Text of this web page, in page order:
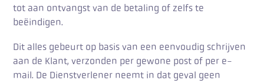
tot aan ontvangst van de betaling of zelfs te
beëindigen.
Dit alles gebeurt op basis van een eenvoudig schrijven
aan de Klant, verzonden per gewone post of per e-
mail. De Dienstverlener neemt in dat geval geen